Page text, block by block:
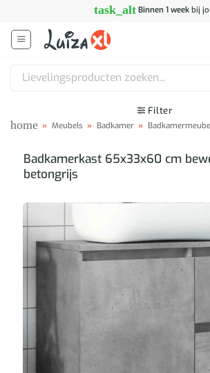
inhoud
task_alt Binnen 1 weekbij
Zoeken
Filter
home » Meubels » Badkamer »
Badkamerkast 65x33x60 cm
betongrijs